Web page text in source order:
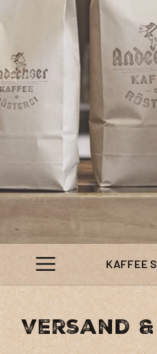
KAFFEE
MENÜ
Versand